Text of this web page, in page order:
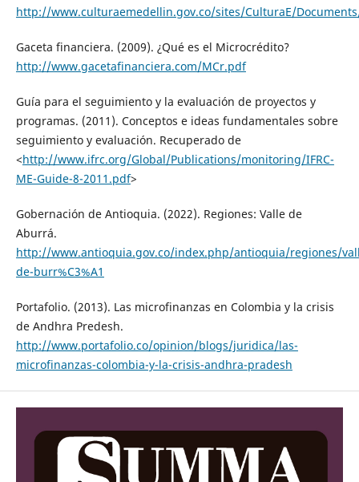
http://www.culturaemedellin.gov.co/sites/CulturaE/
Gaceta financiera. (2009). ¿Qué es el Microcrédito?
http://www.gacetafinanciera.com/MCr.pdf
Guía para el seguimiento y la evaluación de proyectos y
programas. (2011). Conceptos e ideas fundamentales sobre
seguimiento y evaluación. Recuperado de
<http://www.ifrc.org/Global/Publications/monitoring/IFRC-
ME-Guide-8-2011.pdf>
Gobernación de Antioquia. (2022). Regiones: Valle de
Aburrá.
http://www.antioquia.gov.co/index.php/antioquia/regiones/
de-burr%C3%A1
Portafolio. (2013). Las microfinanzas en Colombia y la crisis
de Andhra Predesh.
http://www.portafolio.co/opinion/blogs/juridica/las-
microfinanzas-colombia-y-la-crisis-andhra-pradesh